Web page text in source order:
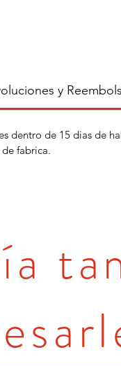
y
dentro de 15 dias de
fabrica.